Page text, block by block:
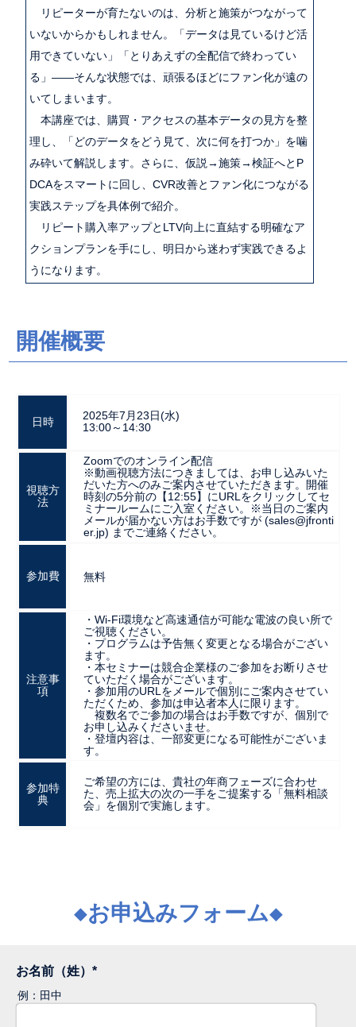
リピーターが育たないのは、分析と施策がつながって
いないからかもしれません。「データは見ているけど活
用できていない」「とりあえずの全配信で終わってい
る」――そんな状態では、頑張るほどにファン化が遠の
いてしまいます。
本講座では、購買・アクセスの基本データの見方を整
理し、「どのデータをどう見て、次に何を打つか」を噛
み砕いて解説します。さらに、仮説→施策→検証へとP
DCAをスマートに回し、CVR改善とファン化につながる
実践ステップを具体例で紹介。
リピート購入率アップとLTV向上に直結する明確なア
クションプランを手にし、明日から迷わず実践できるよ
うになります。
開催概要
日時
2025年7月23日(水)
13:00～14:30
視聴方
法
Zoomでのオンライン配信
※動画視聴方法につきましては、お申し込みいた
だいた方へのみご案内させていただきます。開催
時刻の5分前の【12:55】にURLをクリックしてセ
ミナールームにご入室ください。※当日のご案内
メールが届かない方はお手数ですが (sales@jfronti
er.jp) までご連絡ください。
参加費 無料
注意事
項
・Wi-Fi環境など高速通信が可能な電波の良い所で
ご視聴ください。
・プログラムは予告無く変更となる場合がござい
ます。
・本セミナーは競合企業様のご参加をお断りさせ
ていただく場合がございます。
・参加用のURLをメールで個別にご案内させてい
ただくため、参加は申込者本人に限ります。
複数名でご参加の場合はお手数ですが、個別で
お申し込みくださいませ。
・登壇内容は、一部変更になる可能性がございま
す。
参加特
典
ご希望の方には、貴社の年商フェーズに合わせ
た、売上拡大の次の一手をご提案する「無料相談
会」を個別で実施します。
◆お申込みフォーム◆
お名前（姓） *
例：田中